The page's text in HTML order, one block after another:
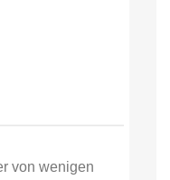
von wenigen